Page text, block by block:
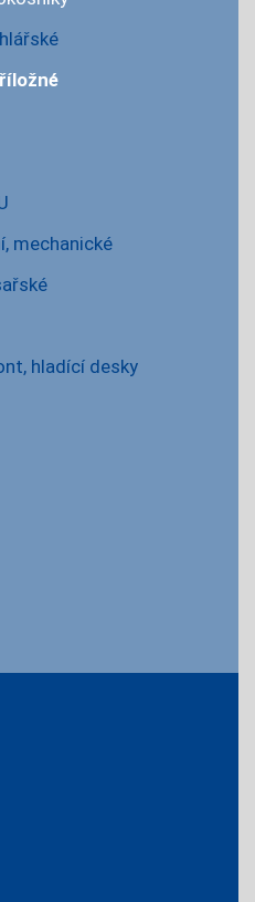
mechanické
hladící desky